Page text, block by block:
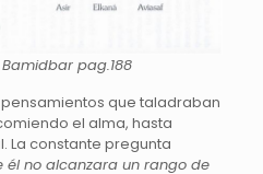
pag.188
que taladraban
el alma, hasta
La constante pregunta
él no alcanzara un rango de